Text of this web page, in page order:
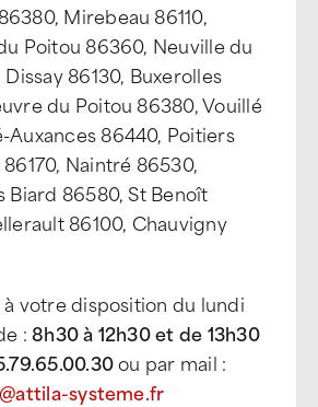
Mirebeau 86110,
Poitou 86360, Neuville du
86130, Buxerolles
du Poitou 86380, Vouillé
Auxances 86440, Poitiers
Naintré 86530,
Biard 86580, St Benoît
86100, Chauvigny
votre disposition du lundi
:8h30 à 12h30 et de 13h30
ou par mail :
systeme.fr